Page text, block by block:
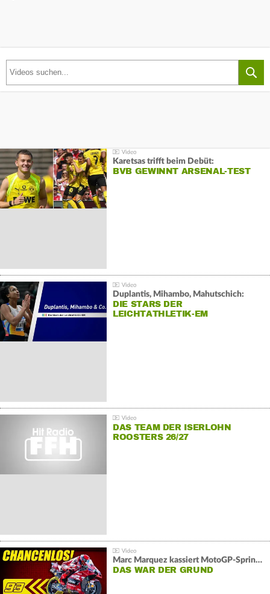
Karetsas trifft beim Debüt:
BVB GEWINNT ARSENAL-TEST
Duplantis, Mihambo, Mahutschich:
DIE STARS DER
LEICHTATHLETIK-EM
DAS TEAM DER ISERLOHN
ROOSTERS 26/27
Marc Marquez kassiert MotoGP-Sprint-Schlappe:
DAS WAR DER GRUND